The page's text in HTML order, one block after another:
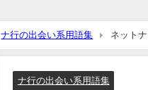
ナ行の出会い系用語集 ネット
ナ行の出会い系用語集